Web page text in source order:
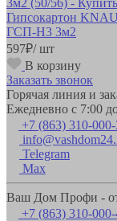
Гипсокартон
ГСП-Н3 3м2
597₽/ шт
В корзину
Заказать звонок
Горячая линия и
Ежедневно с 7:00
+7 (863) 310-
Telegram
Max
Ваш Дом Профи -
+7 (863) 310-